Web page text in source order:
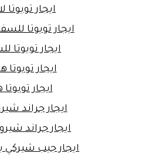
ايجار تويوتا
ايجار تويوتا
ايجار تويوتا
ايجار
ايجار
ايجار جراند
ايجار جراند
ايجار جيب